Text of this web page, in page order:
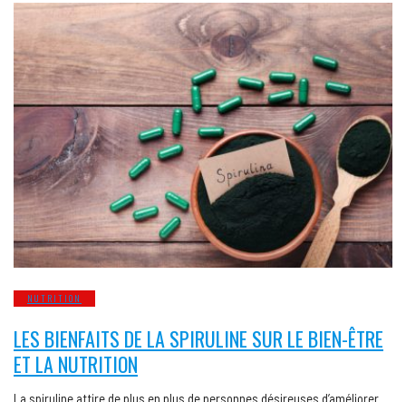
NUTRITION
LES BIENFAITS DE LA SPIRULINE SUR LE BIEN-ÊTRE
ET LA NUTRITION
La spiruline attire de plus en plus de personnes désireuses d’améliorer